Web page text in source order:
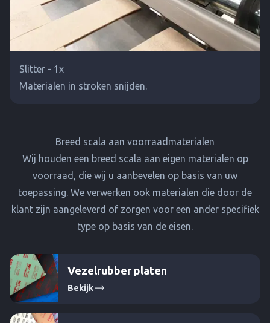
Slitter - 1x
Materialen in stroken snijden.
Breed scala aan voorraadmaterialen
Wij houden een breed scala aan eigen materialen op
voorraad, die wij u aanbevelen op basis van uw
toepassing. We verwerken ook materialen die door de
klant zijn aangeleverd of zorgen voor een ander specifiek
type op basis van de eisen.
Vezelrubber platen
Bekijk